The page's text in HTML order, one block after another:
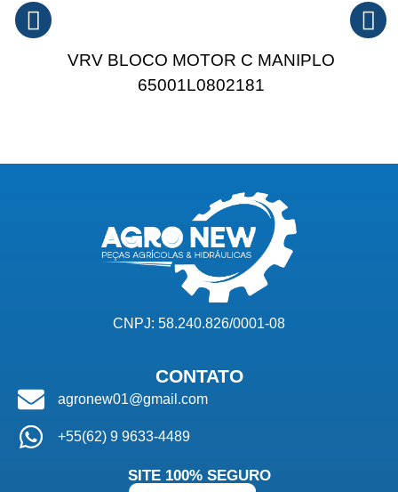
VRV BLOCO MOTOR C MANIPLO
65001L0802181
CNPJ: 58.240.826/0001-08
CONTATO
agronew01@gmail.com
+55(62) 9 9633-4489
SITE 100% SEGURO